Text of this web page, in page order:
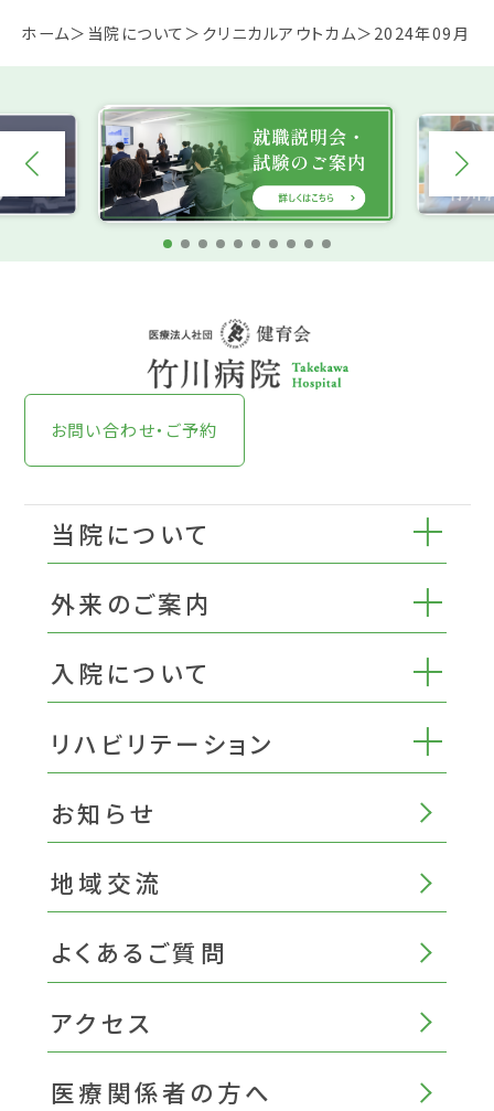
ホーム 当院について クリニカルアウトカム 2024年09月
お問い合わせ・ご予約
当院について
外来のご案内
入院について
リハビリテーション
お知らせ
地域交流
よくあるご質問
アクセス
医療関係者の方へ